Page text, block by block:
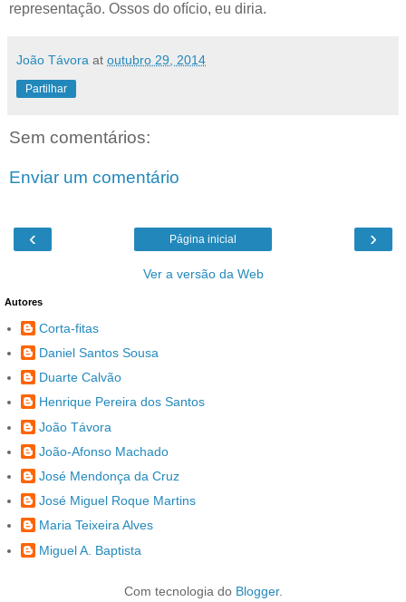
representação. Ossos do ofício, eu diria.
João Távora at outubro 29, 2014
Partilhar
Sem comentários:
Enviar um comentário
‹ ›
Página inicial
Ver a versão da Web
Autores
Corta-fitas
Daniel Santos Sousa
Duarte Calvão
Henrique Pereira dos Santos
João Távora
João-Afonso Machado
José Mendonça da Cruz
José Miguel Roque Martins
Maria Teixeira Alves
Miguel A. Baptista
Com tecnologia do Blogger.